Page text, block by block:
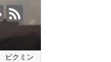
ピクミン